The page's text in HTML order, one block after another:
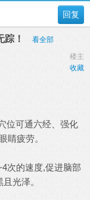
回复
踪！ 看全部
楼主
收藏
位可通六经、强化
睛疲劳。
次的速度,促进脑部
光泽。